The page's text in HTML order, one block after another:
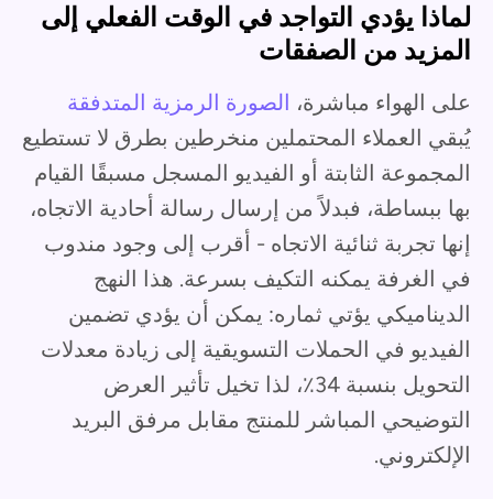
لماذا يؤدي التواجد في الوقت الفعلي إلى
المزيد من الصفقات
على الهواء مباشرة، الصورة الرمزية المتدفقة
يُبقي العملاء المحتملين منخرطين بطرق لا تستطيع
المجموعة الثابتة أو الفيديو المسجل مسبقًا القيام
بها ببساطة، فبدلاً من إرسال رسالة أحادية الاتجاه،
إنها تجربة ثنائية الاتجاه - أقرب إلى وجود مندوب
في الغرفة يمكنه التكيف بسرعة. هذا النهج
الديناميكي يؤتي ثماره: يمكن أن يؤدي تضمين
الفيديو في الحملات التسويقية إلى زيادة معدلات
التحويل بنسبة 34٪، لذا تخيل تأثير العرض
التوضيحي المباشر للمنتج مقابل مرفق البريد
الإلكتروني.